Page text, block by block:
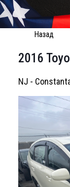
Назад
2016
NJ -